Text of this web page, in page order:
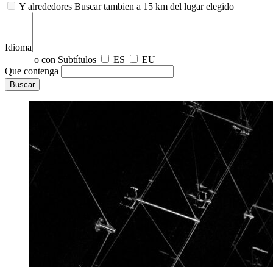
Y alrededores Buscar tambien a 15 km del lugar elegido
Idioma
o con Subtítulos
ES
EU
Que contenga